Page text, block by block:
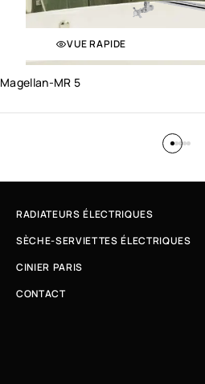
VUE RAPIDE
Magellan-MR 5
RADIATEURS ÉLECTRIQUES
SÈCHE-SERVIETTES ÉLECTRIQUES
CINIER PARIS
CONTACT